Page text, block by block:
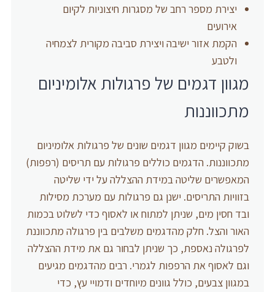
יצירת מספר רחב של מסגרות חיצוניות לקיום
אירועים
הקמת אזור ישיבה ויצירת סביבה מקורית לצמחיה
ולטבע
מגוון דגמים של פרגולות אלומיניום
מתכווננות
בשוק קיימים מגוון דגמים שונים של פרגולות אלומיניום
מתכווננות. הדגמים כוללים פרגולות עם תריסים (רפפות)
המאפשרים שליטה במידת ההצללה על ידי שליטה
בזוויות התריסים. ישנן גם פרגולות עם מערכת מסילות
ובד חסין מים, שניתן למתוח או לאסוף כדי לשלוט בכמות
האור והצל. חלק מהדגמים משלבים בין פרגולה מתכווננת
לפרגולה נאספת, כך שניתן לבחור גם את מידת ההצללה
וגם לאסוף את הרפפות לגמרי. רבים מהדגמים מגיעים
במגוון צבעים, כולל גוונים מיוחדים ודמויי עץ, כדי